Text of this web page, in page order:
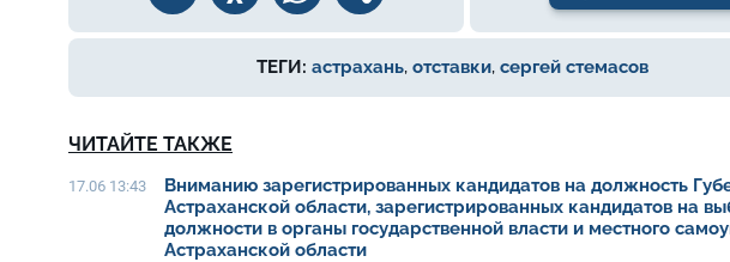
ТЕГИ: астрахань, отставки, сергей стемасов
ЧИТАЙТЕ ТАКЖЕ
17.06 13:43
Вниманию зарегистрированных кандидатов на должность
Астраханской области, зарегистрированных кандидатов на
должности в органы государственной власти и местного
Астраханской области